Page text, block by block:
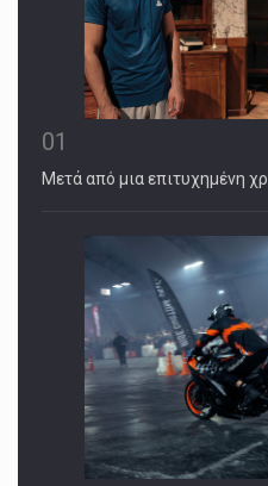
01
Μετά από μια επιτυχημένη